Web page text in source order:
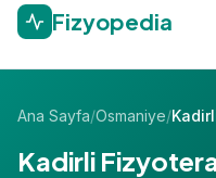
Fizyopedia
Ana Sayfa/Osmaniye/
Kadirli